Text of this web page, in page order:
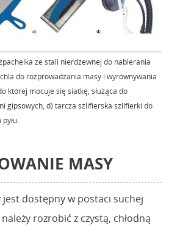
ze stali nierdzewnej do nabierania
do rozprowadzania masy i wyrównywania
której mocuje się siatkę, służąca do
gipsowych, d) tarcza szlifierska szlifierki do
MASY
jest dostępny w postaci suchej
rozrobić z czystą, chłodną